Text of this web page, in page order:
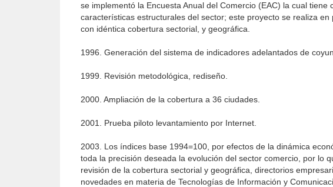
se implementó la Encuesta Anual del Comercio (EAC) la cual
características estructurales del sector; este proyecto se realiza
con idéntica cobertura sectorial, y geográfica.
1996. Generación del sistema de indicadores adelantados de
1999. Revisión metodológica, rediseño.
2000. Ampliación de la cobertura a 36 ciudades.
2001. Prueba piloto levantamiento por Internet.
2003. Los índices base 1994=100, por efectos de la dinámica
toda la precisión deseada la evolución del sector comercio, por lo
revisión de la cobertura sectorial y geográfica, directorios
novedades en materia de Tecnologías de Información y